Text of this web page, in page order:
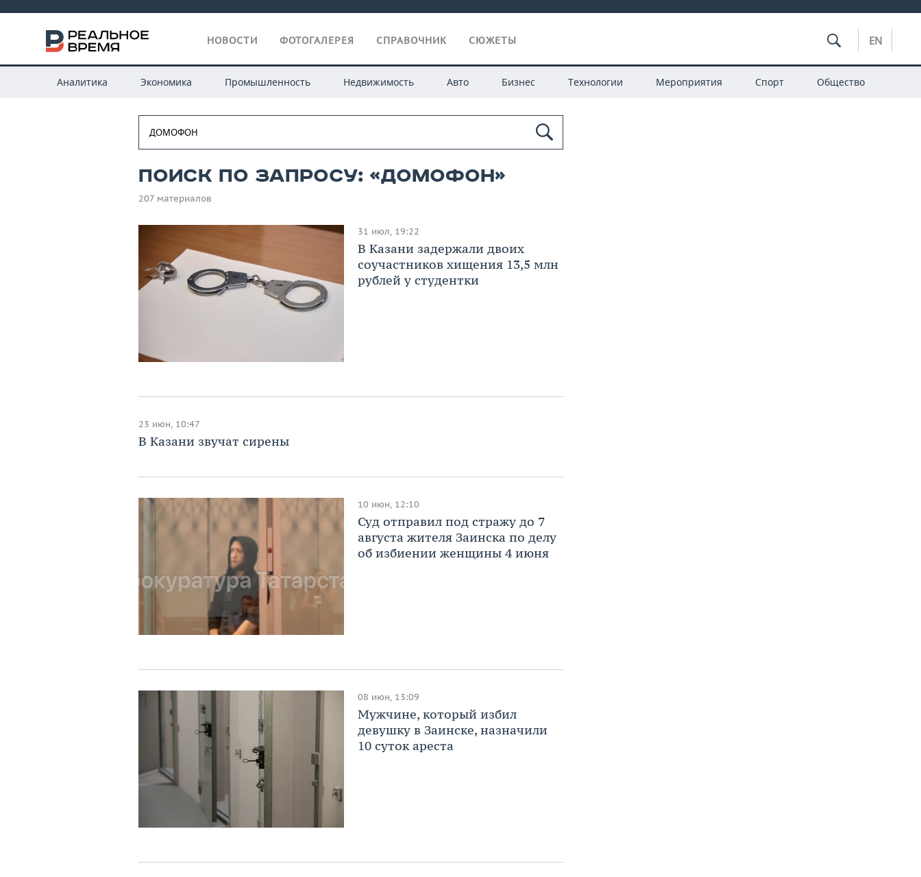
НОВОСТИ ФОТОГАЛЕРЕЯ СПРАВОЧНИК СЮЖЕТЫ EN
Аналитика Экономика Промышленность Недвижимость Авто Бизнес Технологии Мероприятия Спорт Общество
Поиск по запросу: «ДОМОФОН»
207 материалов
31 июл, 19:22
В Казани задержали двоих
соучастников хищения 13,5 млн
рублей у студентки
23 июн, 10:47
В Казани звучат сирены
10 июн, 12:10
Суд отправил под стражу до 7
августа жителя Заинска по делу
об избиении женщины 4 июня
08 июн, 13:09
Мужчине, который избил
девушку в Заинске, назначили
10 суток ареста